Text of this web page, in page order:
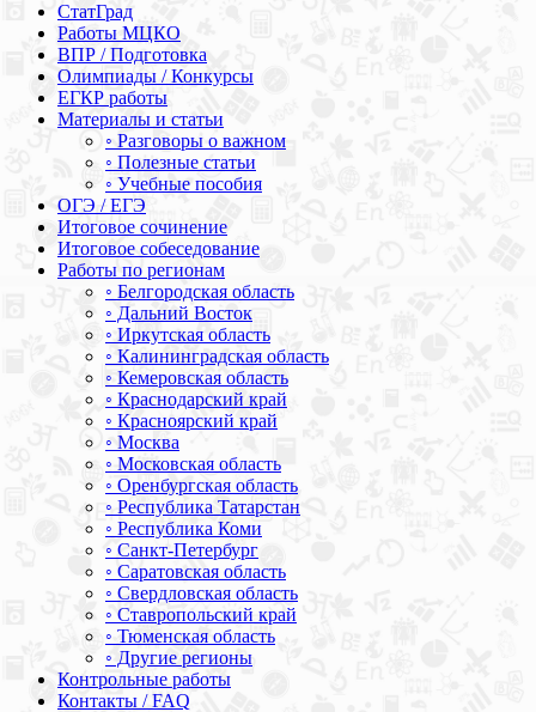
СтатГрад
Работы МЦКО
ВПР / Подготовка
Олимпиады / Конкурсы
ЕГКР работы
Материалы и статьи
◦ Разговоры о важном
◦ Полезные статьи
◦ Учебные пособия
ОГЭ / ЕГЭ
Итоговое сочинение
Итоговое собеседование
Работы по регионам
◦ Белгородская область
◦ Дальний Восток
◦ Иркутская область
◦ Калининградская область
◦ Кемеровская область
◦ Краснодарский край
◦ Красноярский край
◦ Москва
◦ Московская область
◦ Оренбургская область
◦ Республика Татарстан
◦ Республика Коми
◦ Санкт-Петербург
◦ Саратовская область
◦ Свердловская область
◦ Ставропольский край
◦ Тюменская область
◦ Другие регионы
Контрольные работы
Контакты / FAQ